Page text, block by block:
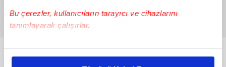
Bu çerezler, kullanıcıların tarayıcı ve cihazlarını
tanımlayarak çalışırlar.
Bu çerezlere izin vermeniz halinde sizlere özel
Bunlar da Var